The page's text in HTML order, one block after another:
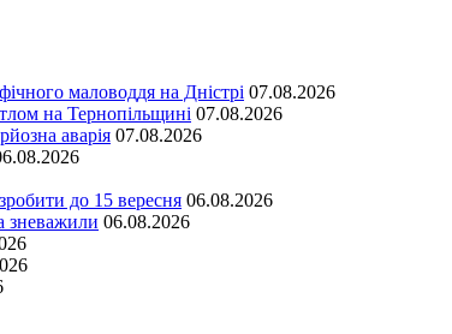
маловоддя на Дністрі 07.08.2026
на Тернопільщині 07.08.2026
аварія 07.08.2026
до 15 вересня 06.08.2026
зневажили 06.08.2026